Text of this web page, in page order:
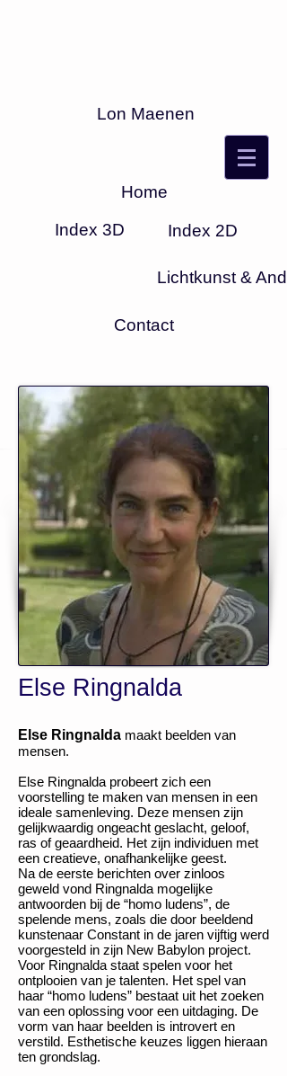
Lon Maenen
Home
Index 3D
Index 2D
Lichtkunst &
Contact
Else Ringnalda
Else Ringnalda maakt beelden van
mensen.
Else Ringnalda probeert zich een
voorstelling te maken van mensen in een
ideale samenleving. Deze mensen zijn
gelijkwaardig ongeacht geslacht, geloof,
ras of geaardheid. Het zijn individuen met
een creatieve, onafhankelijke geest.
Na de eerste berichten over zinloos
geweld vond Ringnalda mogelijke
antwoorden bij de “homo ludens”, de
spelende mens, zoals die door beeldend
kunstenaar Constant in de jaren vijftig werd
voorgesteld in zijn New Babylon project.
Voor Ringnalda staat spelen voor het
ontplooien van je talenten. Het spel van
haar “homo ludens” bestaat uit het zoeken
van een oplossing voor een uitdaging. De
vorm van haar beelden is introvert en
verstild. Esthetische keuzes liggen hieraan
ten grondslag.